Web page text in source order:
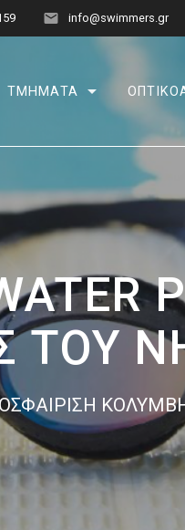
info@swimmers.gr
ΤΜΗΜΑΤΑ
ΤΟΥ